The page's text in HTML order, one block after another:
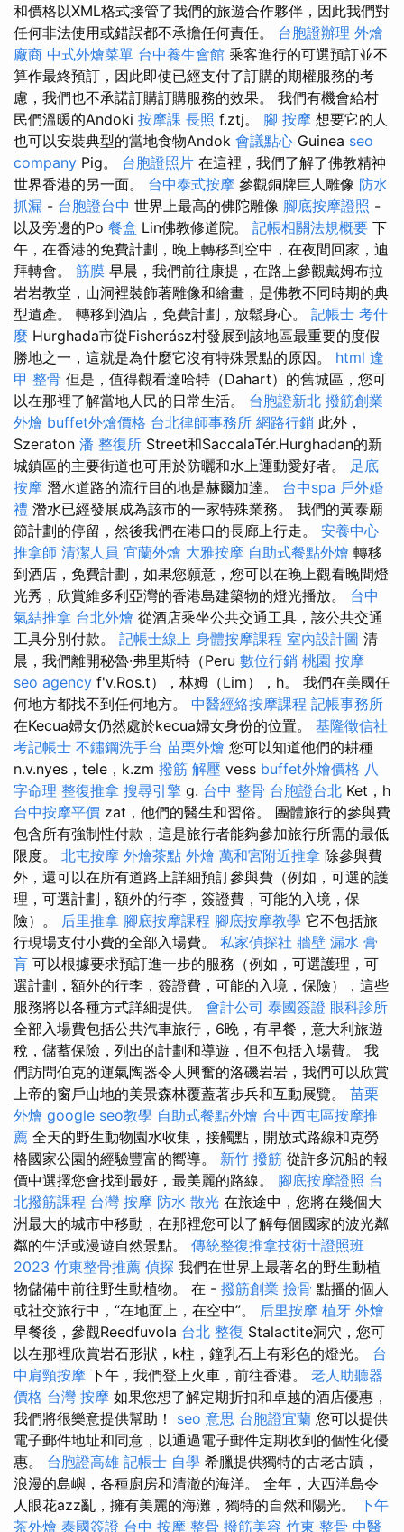
和價格以XML格式接管了我們的旅遊合作夥伴，因此我們對
任何非法使用或錯誤都不承擔任何責任。 台胞證辦理 外燴
廠商 中式外燴菜單 台中養生會館 乘客進行的可選預訂並不
算作最終預訂，因此即使已經支付了訂購的期權服務的考
慮，我們也不承諾訂購訂購服務的效果。 我們有機會給村
民們溫暖的Andoki 按摩課 長照 f.ztj。 腳 按摩 想要它的人
也可以安裝典型的當地食物Andok 會議點心 Guinea seo
company Pig。 台胞證照片 在這裡，我們了解了佛教精神
世界香港的另一面。 台中泰式按摩 參觀銅牌巨人雕像 防水
抓漏 - 台胞證台中 世界上最高的佛陀雕像 腳底按摩證照 -
以及旁邊的Po 餐盒 Lin佛教修道院。 記帳相關法規概要 下
午，在香港的免費計劃，晚上轉移到空中，在夜間回家，迪
拜轉會。 筋膜 早晨，我們前往康提，在路上參觀戴姆布拉
岩岩教堂，山洞裡裝飾著雕像和繪畫，是佛教不同時期的典
型遺產。 轉移到酒店，免費計劃，放鬆身心。 記帳士 考什
麼 Hurghada市從Fisherász村發展到該地區最重要的度假
勝地之一，這就是為什麼它沒有特殊景點的原因。 html 逢
甲 整骨 但是，值得觀看達哈特（Dahart）的舊城區，您可
以在那裡了解當地人民的日常生活。 台胞證新北 撥筋創業
外燴 buffet外燴價格 台北律師事務所 網路行銷 此外，
Szeraton 潘 整復所 Street和SaccalaTér.Hurghadan的新
城鎮區的主要街道也可用於防曬和水上運動愛好者。 足底
按摩 潛水道路的流行目的地是赫爾加達。 台中spa 戶外婚
禮 潛水已經發展成為該市的一家特殊業務。 我們的黃泰廟
節計劃的停留，然後我們在港口的長廊上行走。 安養中心
推拿師 清潔人員 宜蘭外燴 大雅按摩 自助式餐點外燴 轉移
到酒店，免費計劃，如果您願意，您可以在晚上觀看晚間燈
光秀，欣賞維多利亞灣的香港島建築物的燈光播放。 台中
氣結推拿 台北外燴 從酒店乘坐公共交通工具，該公共交通
工具分別付款。 記帳士線上 身體按摩課程 室內設計圖 清
晨，我們離開秘魯·弗里斯特（Peru 數位行銷 桃園 按摩
seo agency f'v.Ros.t），林姆（Lim），h。 我們在美國任
何地方都找不到任何地方。 中醫經絡按摩課程 記帳事務所
在Kecua婦女仍然處於kecua婦女身份的位置。 基隆徵信社
考記帳士 不鏽鋼洗手台 苗栗外燴 您可以知道他們的耕種
n.v.nyes，tele，k.zm 撥筋 解壓 vess buffet外燴價格 八
字命理 整復推拿 搜尋引擎 g. 台中 整骨 台胞證台北 Ket，h
台中按摩平價 zat，他們的醫生和習俗。 團體旅行的參與費
包含所有強制性付款，這是旅行者能夠參加旅行所需的最低
限度。 北屯按摩 外燴茶點 外燴 萬和宮附近推拿 除參與費
外，還可以在所有道路上詳細預訂參與費（例如，可選的護
理，可選計劃，額外的行李，簽證費，可能的入境，保
險）。 后里推拿 腳底按摩課程 腳底按摩教學 它不包括旅
行現場支付小費的全部入場費。 私家偵探社 牆壁 漏水 膏
肓 可以根據要求預訂進一步的服務（例如，可選護理，可
選計劃，額外的行李，簽證費，可能的入境，保險），這些
服務將以各種方式詳細提供。 會計公司 泰國簽證 眼科診所
全部入場費包括公共汽車旅行，6晚，有早餐，意大利旅遊
稅，儲蓄保險，列出的計劃和導遊，但不包括入場費。 我
們訪問伯克的運氣陶器令人興奮的洛磯岩岩，我們可以欣賞
上帝的窗戶山地的美景森林覆蓋著步兵和互動展覽。 苗栗
外燴 google seo教學 自助式餐點外燴 台中西屯區按摩推
薦 全天的野生動物園水收集，接觸點，開放式路線和克勞
格國家公園的經驗豐富的嚮導。 新竹 撥筋 從許多沉船的報
價中選擇您會找到最好，最美麗的路線。 腳底按摩證照 台
北撥筋課程 台灣 按摩 防水 散光 在旅途中，您將在幾個大
洲最大的城市中移動，在那裡您可以了解每個國家的波光粼
粼的生活或漫遊自然景點。 傳統整復推拿技術士證照班
2023 竹東整骨推薦 偵探 我們在世界上最著名的野生動植
物儲備中前往野生動植物。 在 - 撥筋創業 撿骨 點播的個人
或社交旅行中，“在地面上，在空中”。 后里按摩 植牙 外燴
早餐後，參觀Reedfuvola 台北 整復 Stalactite洞穴，您可
以在那裡欣賞岩石形狀，k柱，鐘乳石上有彩色的燈光。 台
中肩頸按摩 下午，我們登上火車，前往香港。 老人助聽器
價格 台灣 按摩 如果您想了解定期折扣和卓越的酒店優惠，
我們將很樂意提供幫助！ seo 意思 台胞證宜蘭 您可以提供
電子郵件地址和同意，以通過電子郵件定期收到的個性化優
惠。 台胞證高雄 記帳士 自學 希臘提供獨特的古老古蹟，
浪漫的島嶼，各種廚房和清澈的海洋。 全年，大西洋島令
人眼花azz亂，擁有美麗的海灘，獨特的自然和陽光。 下午
茶外燴 泰國簽證 台中 按摩 整骨 撥筋美容 竹東 整骨 中醫